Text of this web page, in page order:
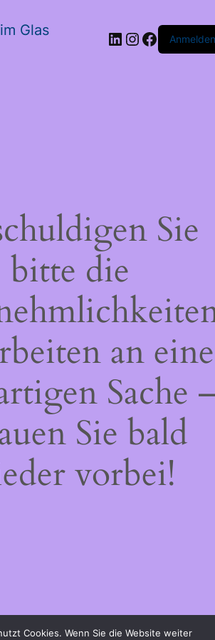
Glas LinkedIn
Instagram
Anmelden
Sie
bitte die
an
Sache
Sie bald
vorbei!
Cookies. Wenn Sie die Website weiter